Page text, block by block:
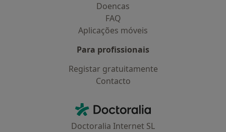
Doencas
FAQ
Aplicações móveis
Para profissionais
Registar gratuitamente
Contacto
Doctoralia - Homepage
Doctoralia Internet SL